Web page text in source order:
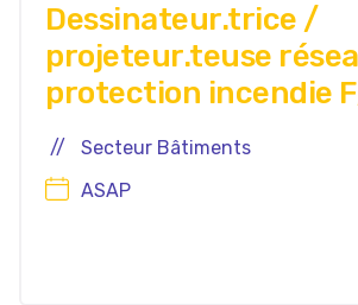
Dessinateur.trice /
projeteur.teuse
protection incendie
Secteur Bâtiments
ASAP